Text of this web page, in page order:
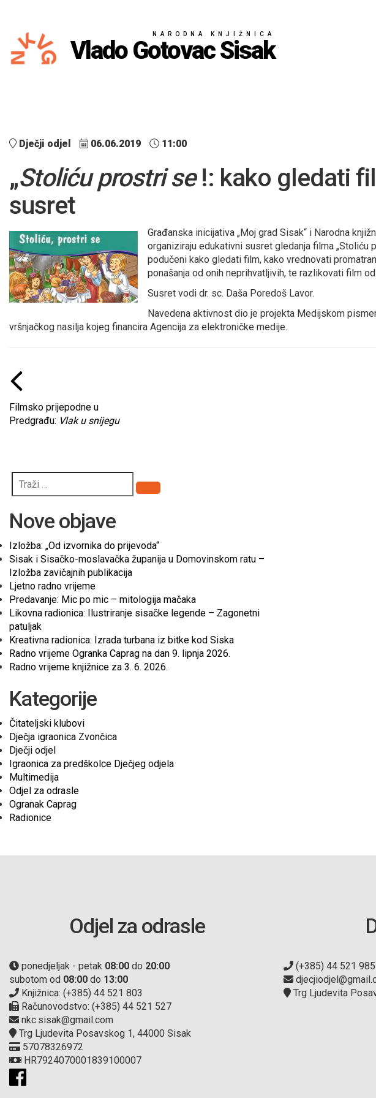
NARODNA KNJIŽNICA
Vlado Gotovac Sisak
Dječji odjel 06.06.2019 11:00
„Stoliću prostri se!: kako gledati
susret
Građanska inicijativa „Moj grad Sisak“ i Narodna
organiziraju edukativni susret gledanja filma „Stoliću
podučeni kako gledati film, kako vrednovati
ponašanja od onih neprihvatljivih, te razlikovati film
Susret vodi dr. sc. Daša Poredoš Lavor.
Navedena aktivnost dio je projekta Medijskom
vršnjačkog nasilja kojeg financira Agencija za elektroničke medije.
Filmsko prijepodne u
Predgrađu: Vlak u snijegu
Pretraži
Nove objave
Izložba: „Od izvornika do prijevoda“
Sisak i Sisačko-moslavačka županija u Domovinskom ratu –
Izložba zavičajnih publikacija
Ljetno radno vrijeme
Predavanje: Mic po mic – mitologija mačaka
Likovna radionica: Ilustriranje sisačke legende – Zagonetni
patuljak
Kreativna radionica: Izrada turbana iz bitke kod Siska
Radno vrijeme Ogranka Caprag na dan 9. lipnja 2026.
Radno vrijeme knjižnice za 3. 6. 2026.
Kategorije
Čitateljski klubovi
Dječja igraonica Zvončica
Dječji odjel
Igraonica za predškolce Dječjeg odjela
Multimedija
Odjel za odrasle
Ogranak Caprag
Radionice
Odjel za odrasle
ponedjeljak - petak 08:00 do 20:00
subotom od 08:00 do 13:00
Knjižnica: (+385) 44 521 803
Računovodstvo: (+385) 44 521 527
nkc.sisak@gmail.com
Trg Ljudevita Posavskog 1, 44000 Sisak
57078326972
HR7924070001839100007
(+385) 44 521 985
Trg Ljudevita